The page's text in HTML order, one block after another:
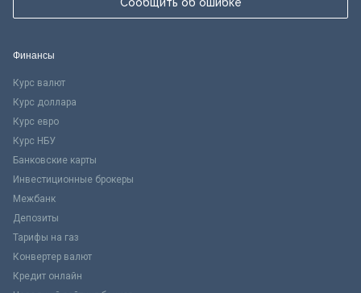
Финансы
Курс валют
Курс доллара
Курс евро
Курс НБУ
Банковские карты
Инвестиционные брокеры
Межбанк
Депозиты
Тарифы на газ
Конвертер валют
Кредит онлайн